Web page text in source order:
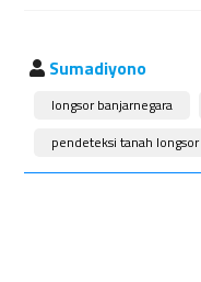
Sumadiyono
longsor banjarnegara
pendeteksi tanah longsor